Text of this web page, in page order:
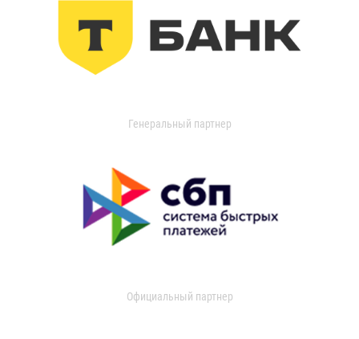
Генеральный партнер
Официальный партнер